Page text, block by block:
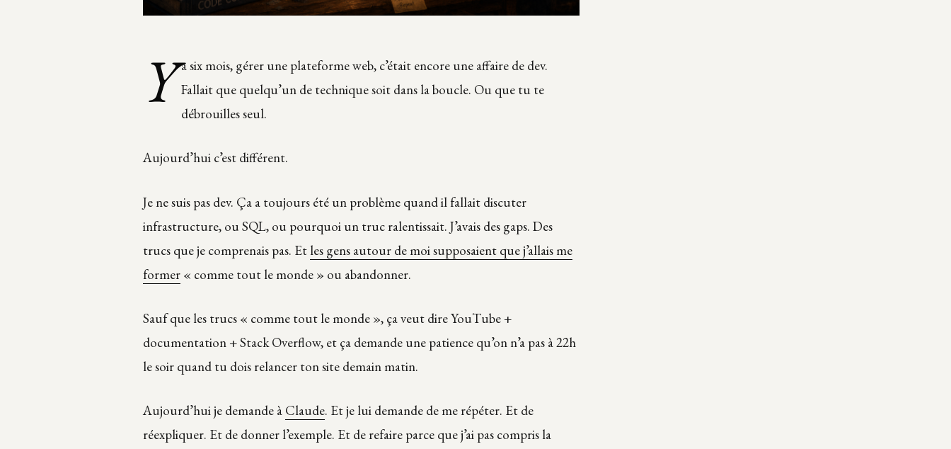
Y a six mois, gérer une plateforme web, c’était encore une affaire de dev.
Fallait que quelqu’un de technique soit dans la boucle. Ou que tu te
débrouilles seul.
Aujourd’hui c’est différent.
Je ne suis pas dev. Ça a toujours été un problème quand il fallait discuter
infrastructure, ou SQL, ou pourquoi un truc ralentissait. J’avais des gaps. Des
trucs que je comprenais pas. Et les gens autour de moi supposaient que j’allais me
former « comme tout le monde » ou abandonner.
Sauf que les trucs « comme tout le monde », ça veut dire YouTube +
documentation + Stack Overflow, et ça demande une patience qu’on n’a pas à 22h
le soir quand tu dois relancer ton site demain matin.
Aujourd’hui je demande à Claude. Et je lui demande de me répéter. Et de
réexpliquer. Et de donner l’exemple. Et de refaire parce que j’ai pas compris la